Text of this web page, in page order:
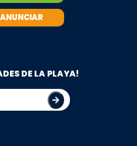
DE LA PLAYA!